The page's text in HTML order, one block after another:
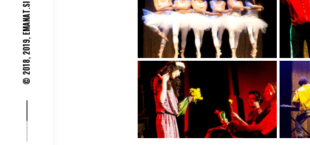
© 2018, 2019,
EMANAT.SI